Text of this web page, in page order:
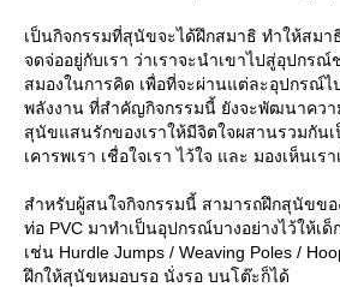
เป็นกิจกรรมที่สุนัขจะได้ฝึกสมาธิ ทำให้สมา
จดจ่ออยู่กับเรา ว่าเราจะนำเขาไปสู่อุปกร
สมองในการคิด เพื่อที่จะผ่านแต่ละอุปกรณ์
พลังงาน ที่สำคัญกิจกรรมนี้ ยังจะพัฒนาควา
สุนัขแสนรักของเราให้มีจิตใจผสานรวมกัน
เคารพเรา เชื่อใจเรา ไว้ใจ และ มองเห็นเร
สำหรับผู้สนใจกิจกรรมนี้ สามารถฝึกสุนัขขอ
ท่อ PVC มาทำเป็นอุปกรณ์บางอย่างไว้ให้เด็
เช่น Hurdle Jumps / Weaving Poles /
ฝึกให้สุนัขหมอบรอ นั่งรอ บนโต๊ะก็ได้